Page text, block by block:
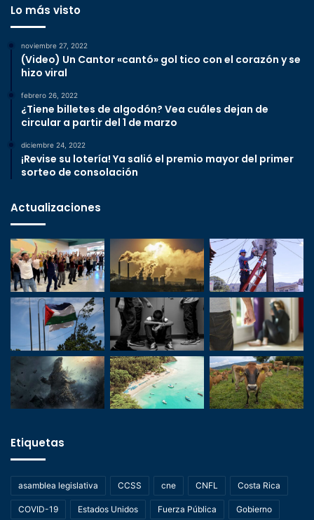
Lo más visto
noviembre 27, 2022
(Video) Un Cantor «cantó» gol tico con el corazón y se
hizo viral
febrero 26, 2022
¿Tiene billetes de algodón? Vea cuáles dejan de
circular a partir del 1 de marzo
diciembre 24, 2022
¡Revise su lotería! Ya salió el premio mayor del primer
sorteo de consolación
Actualizaciones
Etiquetas
asamblea legislativa CCSS cne CNFL Costa Rica
COVID-19 Estados Unidos Fuerza Pública Gobierno